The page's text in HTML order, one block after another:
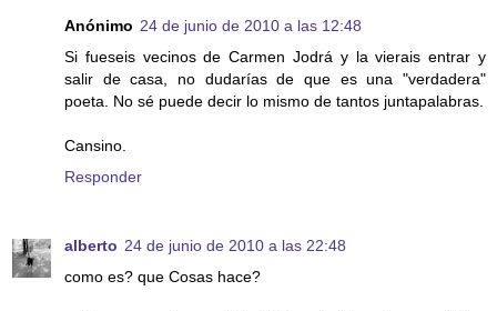
Anónimo 24 de junio de 2010 a las 12:48
Si fueseis vecinos de Carmen Jodrá y la vierais entrar y
salir de casa, no dudarías de que es una "verdadera"
poeta. No sé puede decir lo mismo de tantos juntapalabras.
Cansino.
Responder
alberto 24 de junio de 2010 a las 22:48
como es? que Cosas hace?